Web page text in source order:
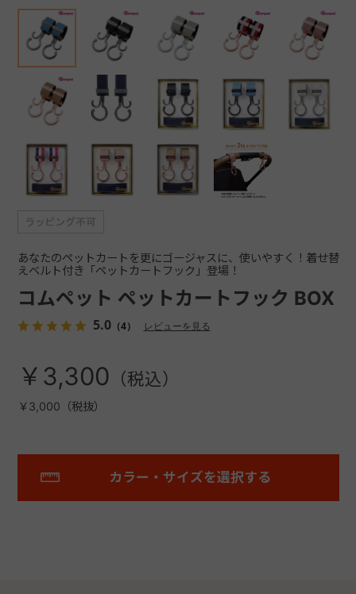
コムペット ペットカートフック BOX
5.0（4） レビューを見る
あなたのペットカートを更にゴージャスに、使いやすく！着せ替
えベルト付き「ペットカートフック」登場！
￥3,300
￥3,000（税抜）
カラー・サイズを選択する